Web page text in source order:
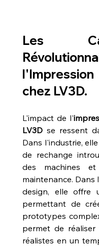
Les
chez LV3D.
L'impact de l'
LV3D se ressent
Dans l'industrie,
de rechange
des machines
maintenance. Dans
design, elle offre
permettant de
prototypes
permet de
réalistes en un